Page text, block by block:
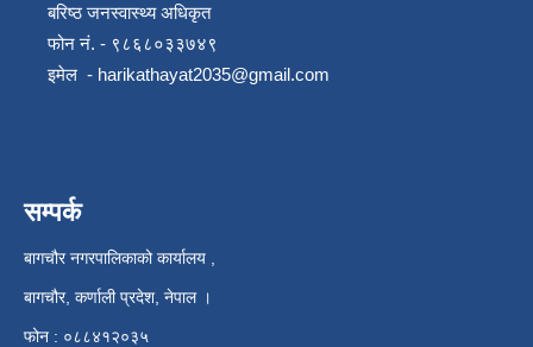
बरिष्ठ जनस्वास्थ्य अधिकृत
फोन नं. - ९८६८०३३७४९
इमेल - harikathayat2035@gmail.com
सम्पर्क
बागचौर नगरपालिकाको कार्यालय ,
बागचौर, कर्णाली प्रदेश, नेपाल ।
फोन : ०८८४१२०३५